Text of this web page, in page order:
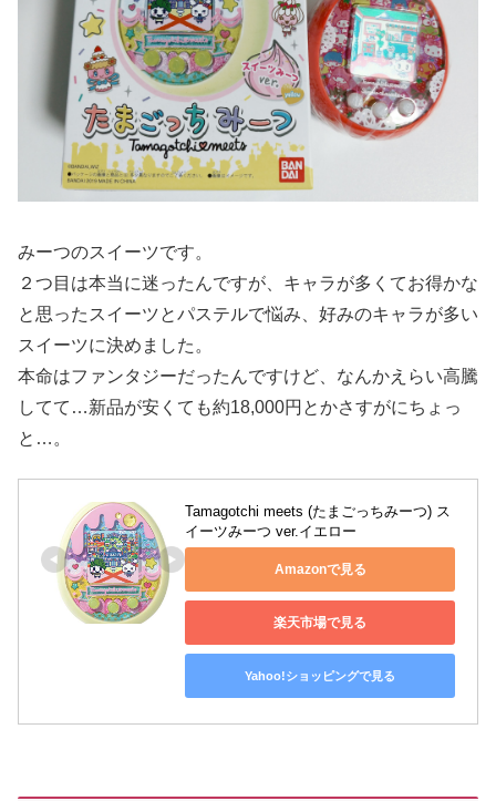
みーつのスイーツです。
２つ目は本当に迷ったんですが、キャラが多くてお得かな
と思ったスイーツとパステルで悩み、好みのキャラが多い
スイーツに決めました。
本命はファンタジーだったんですけど、なんかえらい高騰
してて…新品が安くても約18,000円とかさすがにちょっ
と…。
Tamagotchi meets (たまごっちみーつ) ス
イーツみーつ ver.イエロー
Amazonで見る
楽天市場で見る
Yahoo!ショッピングで見る